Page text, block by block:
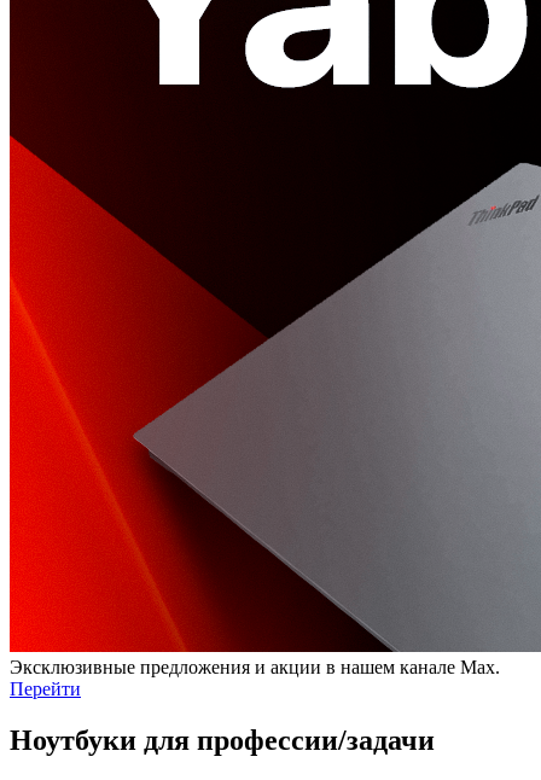
Эксклюзивные предложения и акции в нашем канале Max.
Перейти
Ноутбуки для профессии/задачи